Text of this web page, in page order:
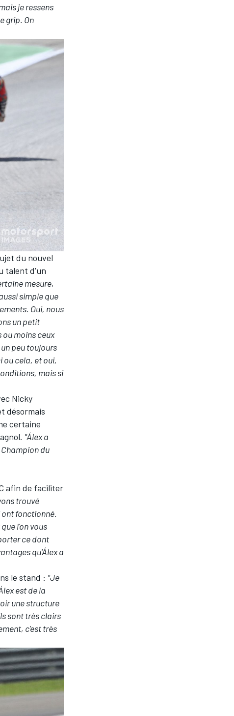
je ressens
grip. On
du nouvel
talent d'un
mesure,
simple que
Oui, nous
un petit
moins ceux
peu toujours
ou cela, et oui,
mais si
Nicky
désormais
certaine
"Álex a
du
afin de faciliter
trouvé
ont fonctionné.
l'on vous
ce dont
qu'Álex a
le stand : "Je
est de la
une structure
sont très clairs
c'est très